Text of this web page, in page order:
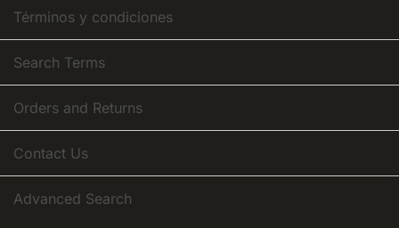
Términos y condiciones
Search Terms
Orders and Returns
Contact Us
Advanced Search